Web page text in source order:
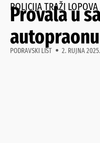
POLICIJA TRAŽI LOPOVA
Provala u
autopraonu
PODRAVSKI LIST 2. RUJNA 2025.